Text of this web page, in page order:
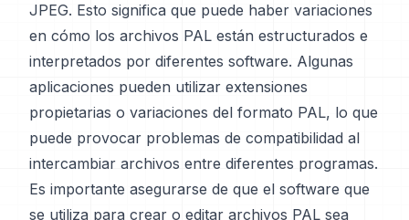
JPEG. Esto significa que puede haber variaciones
en cómo los archivos PAL están estructurados e
interpretados por diferentes software. Algunas
aplicaciones pueden utilizar extensiones
propietarias o variaciones del formato PAL, lo que
puede provocar problemas de compatibilidad al
intercambiar archivos entre diferentes programas.
Es importante asegurarse de que el software que
se utiliza para crear o editar archivos PAL sea